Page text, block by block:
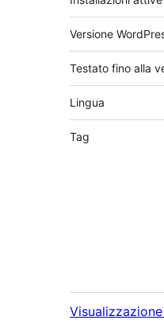
Versione
Testato fino alla
Lingua
Tag